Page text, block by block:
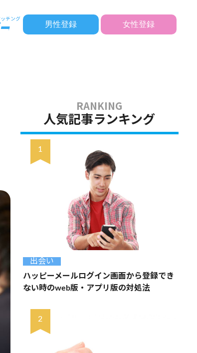
男性登録 女性登録
人気記事ランキング
出会い
ハッピーメールログイン画面から登録でき
ない時のweb版・アプリ版の対処法